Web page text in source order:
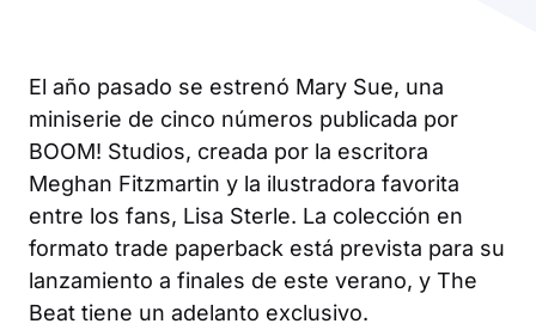
El año pasado se estrenó Mary Sue, una
miniserie de cinco números publicada por
BOOM! Studios, creada por la escritora
Meghan Fitzmartin y la ilustradora favorita
entre los fans, Lisa Sterle. La colección en
formato trade paperback está prevista para su
lanzamiento a finales de este verano, y The
Beat tiene un adelanto exclusivo.